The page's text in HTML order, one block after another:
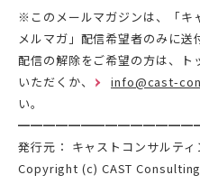
※このメールマガジンは、「キ
メルマガ」配信希望者のみに送
配信の解除をご希望の方は、ト
いただくか、
info@cast-
い。
発行元： キャストコンサルテ
Copyright (c) CAST